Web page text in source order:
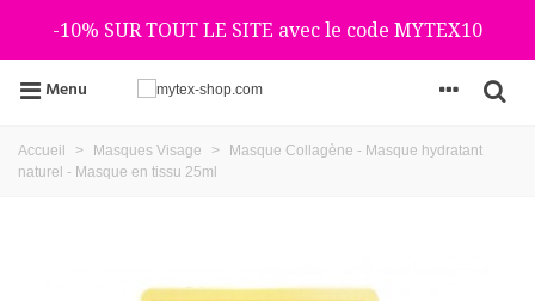
-10% SUR TOUT LE SITE avec le code MYTEX10
Menu
Accueil > Masques Visage >
Masque Collagène - Masque hydratant
naturel - Masque en tissu 25ml